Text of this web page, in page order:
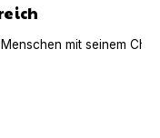
mit seinem